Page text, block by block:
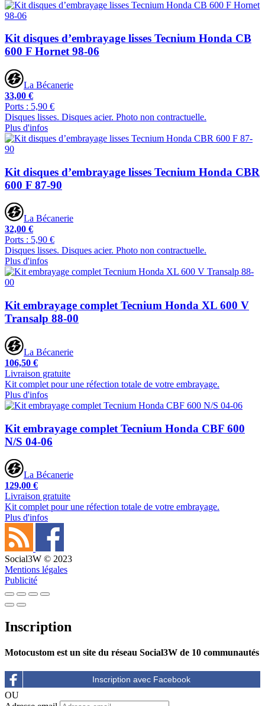
Kit disques d’embrayage lisses Tecnium Honda CB
600 F Hornet 98-06
La Bécanerie
33,00 €
Ports : 5,90 €
Disques lisses. Disques acier. Photo non contractuelle.
Plus d'infos
Kit disques d’embrayage lisses Tecnium Honda CBR
600 F 87-90
La Bécanerie
32,00 €
Ports : 5,90 €
Disques lisses. Disques acier. Photo non contractuelle.
Plus d'infos
Kit embrayage complet Tecnium Honda XL 600 V
Transalp 88-00
La Bécanerie
106,50 €
Livraison gratuite
Kit complet pour une réfection totale de votre embrayage.
Plus d'infos
Kit embrayage complet Tecnium Honda CBF 600
N/S 04-06
La Bécanerie
129,00 €
Livraison gratuite
Kit complet pour une réfection totale de votre embrayage.
Plus d'infos
Social3W © 2023
Mentions légales
Publicité
Inscription
Motocustom est un site du réseau Social3W de 10 communautés
OU